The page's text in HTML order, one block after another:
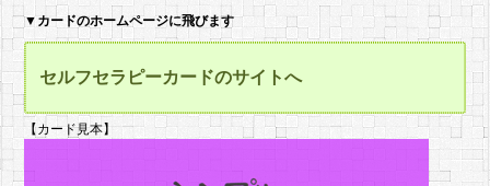
▼カードのホームページに飛びます
セルフセラピーカードのサイトへ
【カード見本】